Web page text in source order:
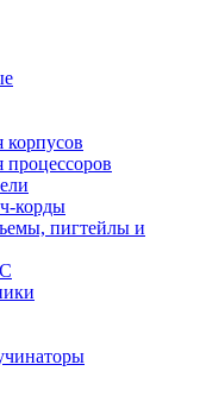
корды
пигтейлы и